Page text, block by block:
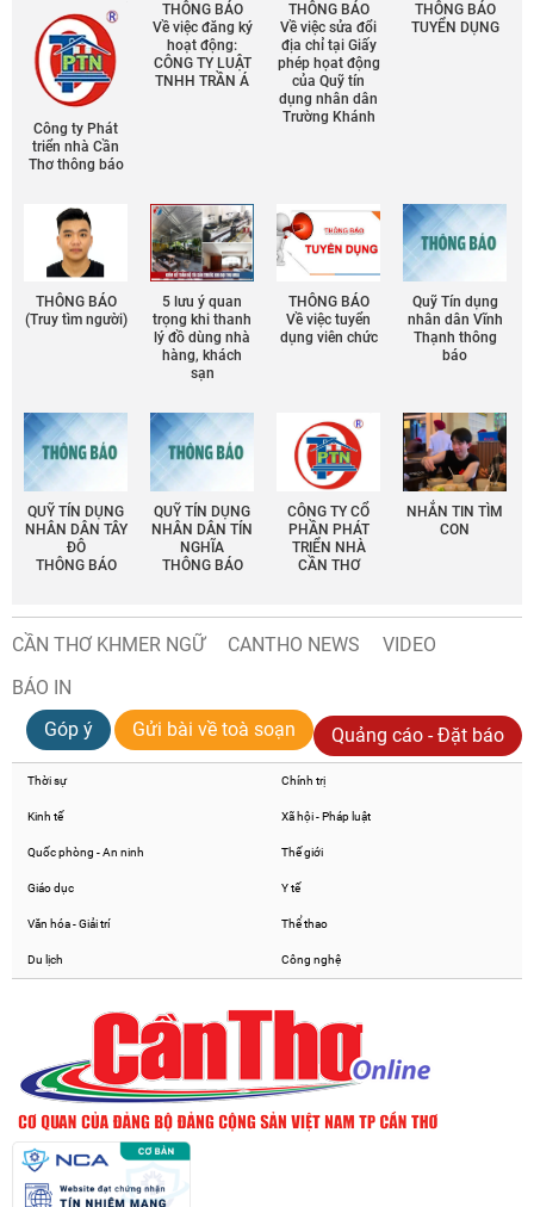
Công ty Phát
triển nhà Cần
Thơ thông báo
THÔNG BÁO
Về việc đăng ký
hoạt động:
CÔNG TY LUẬT
TNHH TRẦN Á
THÔNG BÁO
Về việc sửa đổi
địa chỉ tại Giấy
phép họat động
của Quỹ tín
dụng nhân dân
Trường Khánh
THÔNG BÁO
TUYỂN DỤNG
THÔNG BÁO
(Truy tìm người)
5 lưu ý quan
trọng khi thanh
lý đồ dùng nhà
hàng, khách
sạn
THÔNG BÁO
Về việc tuyển
dụng viên chức
Quỹ Tín dụng
nhân dân Vĩnh
Thạnh thông
báo
QUỸ TÍN DỤNG
NHÂN DÂN TÂY
ĐÔ
THÔNG BÁO
QUỸ TÍN DỤNG
NHÂN DÂN TÍN
NGHĨA
THÔNG BÁO
CÔNG TY CỔ
PHẦN PHÁT
TRIỂN NHÀ
CẦN THƠ
NHẮN TIN TÌM
CON
CẦN THƠ KHMER NGỮ CANTHO NEWS
VIDEO
BÁO IN
Góp ý
Gửi bài về toà soạn Quảng cáo - Đặt báo
Thời sự Chính trị
Kinh tế Xã hội - Pháp luật
Quốc phòng - An ninh Thế giới
Giáo dục Y tế
Văn hóa - Giải trí Thể thao
Du lịch Công nghệ